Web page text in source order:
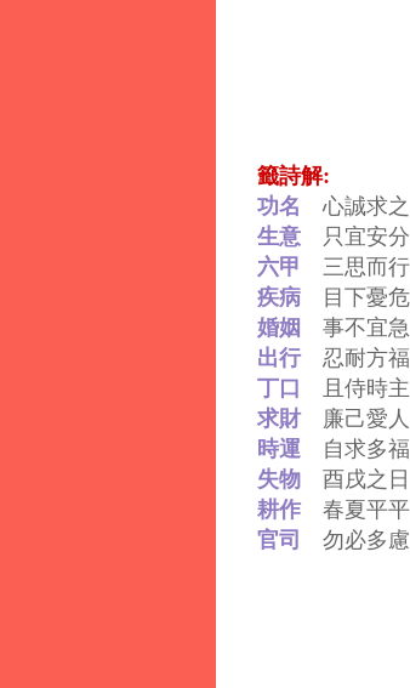
籤詩解:
功名 心誠求
生意 只宜安
六甲 三思而
疾病 目下憂
婚姻 事不宜
出行 忍耐方
丁口 且侍時
求財廉己愛
時運 自求多
失物 酉戌之
耕作 春夏平
官司 勿必多